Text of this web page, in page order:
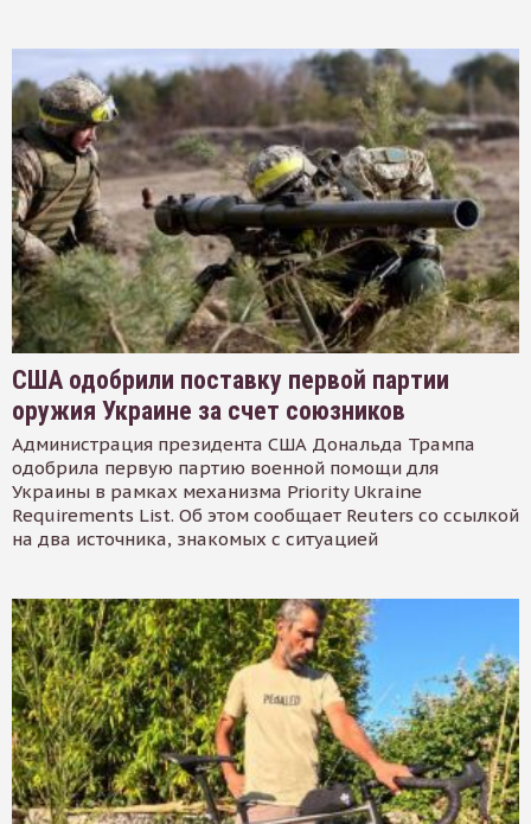
США одобрили поставку первой партии
оружия Украине за счет союзников
Администрация президента США Дональда Трампа
одобрила первую партию военной помощи для
Украины в рамках механизма Priority Ukraine
Requirements List. Об этом сообщает Reuters со ссылкой
на два источника, знакомых с ситуацией